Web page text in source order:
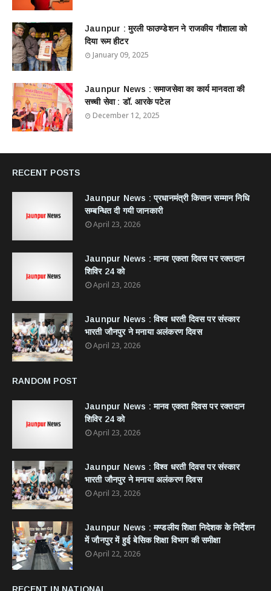
Jaunpur : ​मुरली फाउण्डेशन ने राजकीय गौशाला को
दिया रूम हीटर
January 09, 2025
Jaunpur News : ​समाजसेवा का कार्य मानवता की
सच्ची सेवा : डॉ. आरके पटेल
December 12, 2025
RECENT POSTS
Jaunpur News : ​प्रधानमंत्री किसान सम्मान निधि
सम्बन्धित दी गयी जानकारी
April 23, 2026
Jaunpur News : ​मानव एकता दिवस पर रक्तदान
शिविर 24 को
April 23, 2026
Jaunpur News : विश्व धरती दिवस पर संस्कार
भारती जौनपुर ने मनाया अलंकरण दिवस
April 23, 2026
RANDOM POST
Jaunpur News : ​मानव एकता दिवस पर रक्तदान
शिविर 24 को
April 23, 2026
Jaunpur News : विश्व धरती दिवस पर संस्कार
भारती जौनपुर ने मनाया अलंकरण दिवस
April 23, 2026
Jaunpur News : ​मण्डलीय शिक्षा निदेशक के निर्देशन
में जौनपुर में हुई बेसिक शिक्षा विभाग की समीक्षा
April 22, 2026